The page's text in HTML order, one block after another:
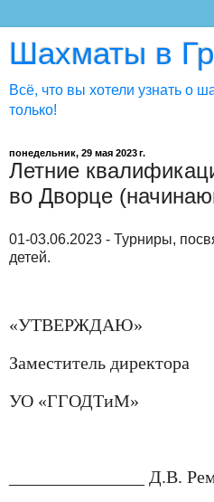
Шахматы в
Всё, что вы хотели узнать о
только!
понедельник, 29 мая 2023 г.
Летние
во Дворце
01-03.06.2023 - Турниры,
детей.
«УТВЕРЖДАЮ»
Заместитель директора
УО «ГГОДТиМ»
_______________ Д.В.